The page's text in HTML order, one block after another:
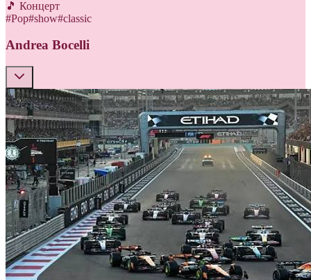
🎵 Концерт
#Pop#show#classic
Andrea Bocelli